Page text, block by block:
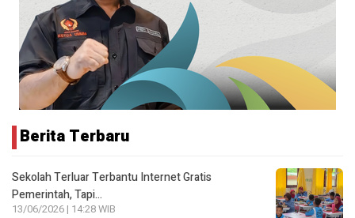
Berita Terbaru
Sekolah Terluar Terbantu Internet Gratis
Pemerintah, Tapi…
13/06/2026 | 14:28 WIB